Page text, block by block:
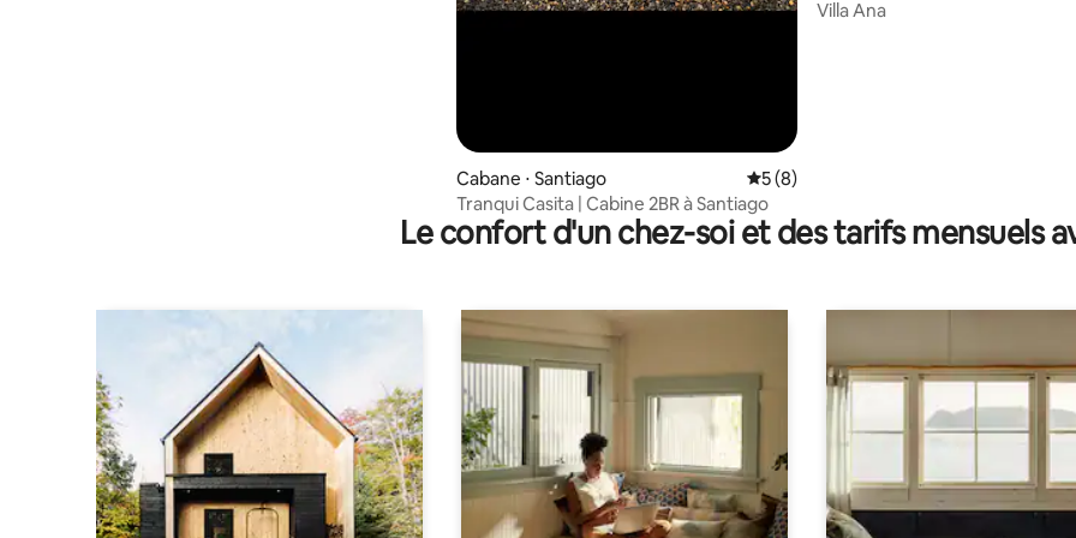
Cabane ⋅ Santiago Évaluation moyenne sur la base de 8
5 (8)
Tranqui Casita | Cabine 2BR à Santiago
Villa Ana
Le confort d'un chez-soi et des tarifs mensuels